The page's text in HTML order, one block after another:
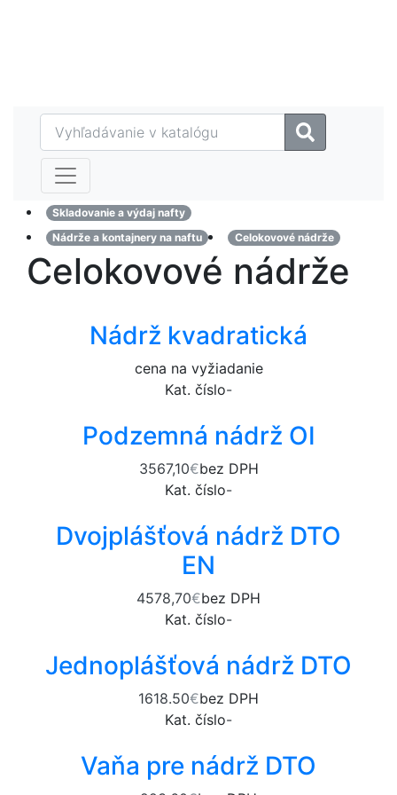
Skladovanie a výdaj nafty
Nádrže a kontajnery na naftu
Celokovové nádrže
Celokovové nádrže
Nádrž kvadratická
cena na vyžiadanie
Kat. číslo-
Podzemná nádrž OI
3567,10€bez DPH
Kat. číslo-
Dvojplášťová nádrž DTO
EN
4578,70€bez DPH
Kat. číslo-
Jednoplášťová nádrž DTO
1618.50€bez DPH
Kat. číslo-
Vaňa pre nádrž DTO